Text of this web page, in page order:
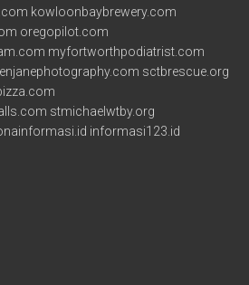
kowloonbaybrewery.com
oregopilot.com
myfortworthpodiatrist.com
sctbrescue.org
stmichaelwtby.org
informasi123.id